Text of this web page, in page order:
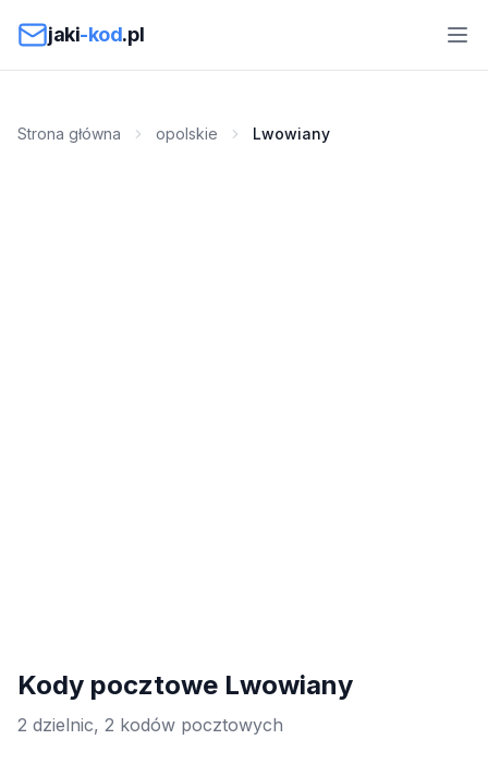
jaki-kod.pl
Strona główna opolskie Lwowiany
Kody pocztowe Lwowiany
2 dzielnic, 2 kodów pocztowych